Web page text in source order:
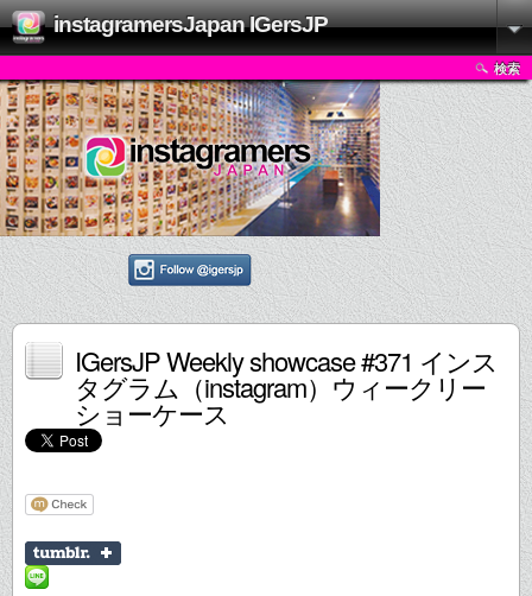
instagramersJapan IGersJP
検索
IGersJP Weekly showcase #371 インス
タグラム（instagram）ウィークリー
ショーケース